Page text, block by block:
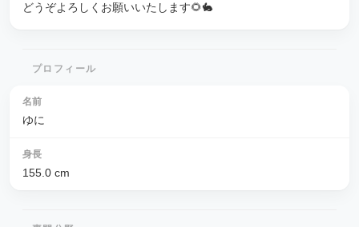
どうぞよろしくお願いいたします🌻🐇
プロフィール
名前
ゆに
身長
155.0 cm